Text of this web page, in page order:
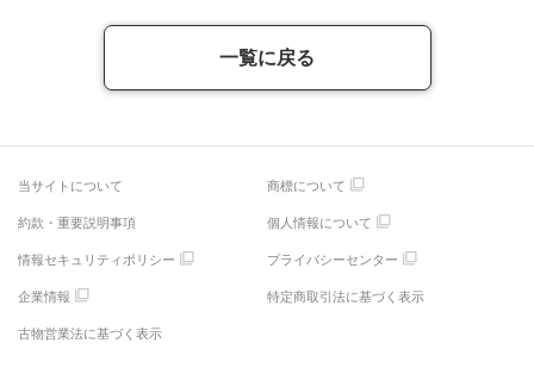
一覧に戻る
当サイトについて 商標について
約款・重要説明事項 個人情報について
情報セキュリティポリシー プライバシーセンター
企業情報 特定商取引法に基づく表示
古物営業法に基づく表示